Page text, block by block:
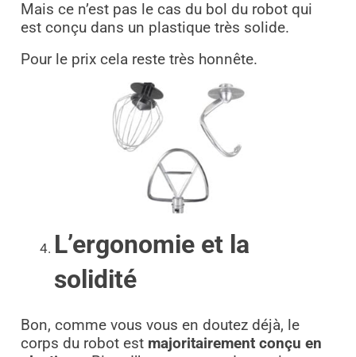
Mais ce n’est pas le cas du bol du robot qui
est conçu dans un plastique très solide.
Pour le prix cela reste très honnête.
L’ergonomie et la
solidité
Bon, comme vous vous en doutez déjà, le
corps du robot est majoritairement conçu en